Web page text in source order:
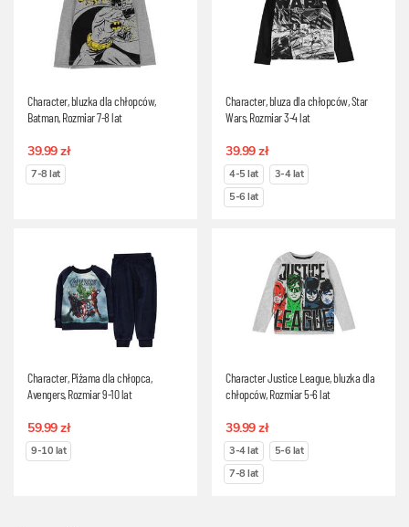
Character, bluzka dla chłopców,
Batman, Rozmiar 7-8 lat
39.99 zł
7-8 lat
Character, bluza dla chłopców, Star
Wars, Rozmiar 3-4 lat
39.99 zł
4-5 lat
3-4 lat
5-6 lat
Character, Piżama dla chłopca,
Avengers, Rozmiar 9-10 lat
59.99 zł
9-10 lat
Character Justice League, bluzka dla
chłopców, Rozmiar 5-6 lat
39.99 zł
3-4 lat
5-6 lat
7-8 lat